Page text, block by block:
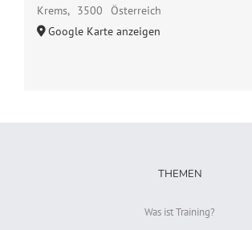
Krems, 3500
Österreich
Google Karte anzeigen
THEMEN
Was ist Training?